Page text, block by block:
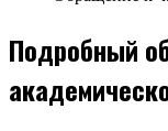
Подробный